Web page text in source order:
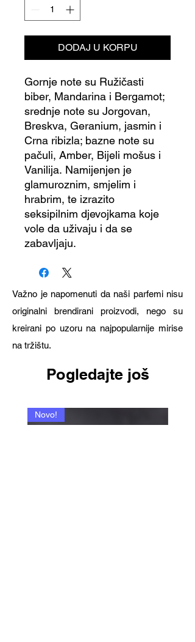
DODAJ U KORPU
Gornje note su Ružičasti
biber, Mandarina i Bergamot;
srednje note su Jorgovan,
Breskva, Geranium, jasmin i
Crna ribizla; bazne note su
pačuli, Amber, Bijeli mošus i
Vanilija. Namijenjen je
glamuroznim, smjelim i
hrabrim, te izrazito
seksipilnim djevojkama koje
vole da uživaju i da se
zabavljaju.
Važno je napomenuti da naši parfemi nisu
originalni brendirani proizvodi, nego su
kreirani po uzoru na najpopularnije mirise
na tržištu.
Pogledajte još
Novo!